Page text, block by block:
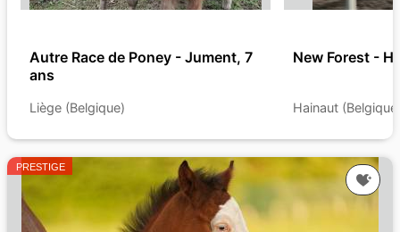
Autre Race de Poney - Jument, 7
ans
Liège (Belgique)
New Forest -
Hainaut
PRESTIGE